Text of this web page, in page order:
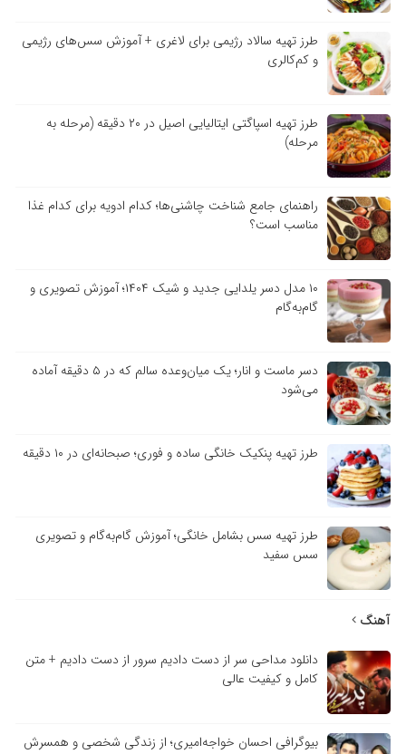
طرز تهیه سالاد رژیمی برای لاغری + آموزش سس‌های رژیمی
و کم‌کالری
طرز تهیه اسپاگتی ایتالیایی اصیل در ۲۰ دقیقه (مرحله به
مرحله)
راهنمای جامع شناخت چاشنی‌ها؛ کدام ادویه برای کدام غذا
مناسب است؟
۱۰ مدل دسر یلدایی جدید و شیک ۱۴۰۴؛ آموزش تصویری و
گام‌به‌گام
دسر ماست و انار؛ یک میان‌وعده سالم که در ۵ دقیقه آماده
می‌شود
طرز تهیه پنکیک خانگی ساده و فوری؛ صبحانه‌ای در ۱۰ دقیقه
طرز تهیه سس بشامل خانگی؛ آموزش گام‌به‌گام و تصویری
سس سفید
آهنگ
دانلود مداحی سر از دست دادیم سرور از دست دادیم + متن
کامل و کیفیت عالی
بیوگرافی احسان خواجه‌امیری؛ از زندگی شخصی و همسرش